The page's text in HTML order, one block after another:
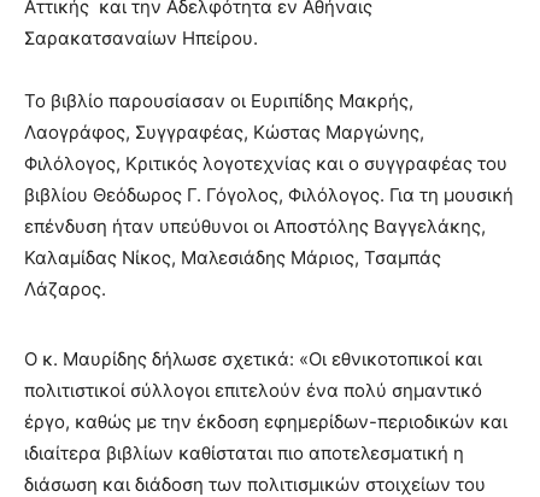
Αττικής και την Αδελφότητα εν Αθήναις
Σαρακατσαναίων Ηπείρου.
Το βιβλίο παρουσίασαν οι Ευριπίδης Μακρής,
Λαογράφος, Συγγραφέας, Κώστας Μαργώνης,
Φιλόλογος, Κριτικός λογοτεχνίας και ο συγγραφέας του
βιβλίου Θεόδωρος Γ. Γόγολος, Φιλόλογος. Για τη μουσική
επένδυση ήταν υπεύθυνοι οι Αποστόλης Βαγγελάκης,
Καλαμίδας Νίκος, Μαλεσιάδης Μάριος, Τσαμπάς
Λάζαρος.
O κ. Μαυρίδης δήλωσε σχετικά: «Οι εθνικοτοπικοί και
πολιτιστικοί σύλλογοι επιτελούν ένα πολύ σημαντικό
έργο, καθώς με την έκδοση εφημερίδων-περιοδικών και
ιδιαίτερα βιβλίων καθίσταται πιο αποτελεσματική η
διάσωση και διάδοση των πολιτισμικών στοιχείων του